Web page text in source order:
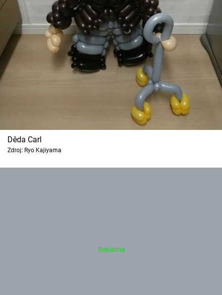
Děda Carl
Zdroj: Ryo Kajiyama